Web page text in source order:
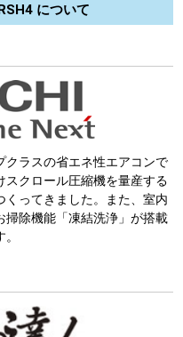
について
クラスの省エネ性エアコンで
クロール圧縮機を量産する
くってきました。また、室内
掃除機能「凍結洗浄」が搭載